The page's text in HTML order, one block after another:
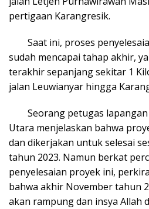
pertigaan Karangresik.
Saat ini, proses
sudah mencapai tahap akhir,
terakhir sepanjang sekitar 1
jalan Leuwianyar hingga
Seorang petugas lapangan
Utara menjelaskan bahwa
dan dikerjakan untuk selesai
tahun 2023. Namun berkat
penyelesaian proyek ini,
bahwa akhir November tahun
akan rampung dan insya Allah